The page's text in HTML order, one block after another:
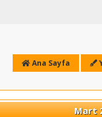
Ana Sayfa
Mart